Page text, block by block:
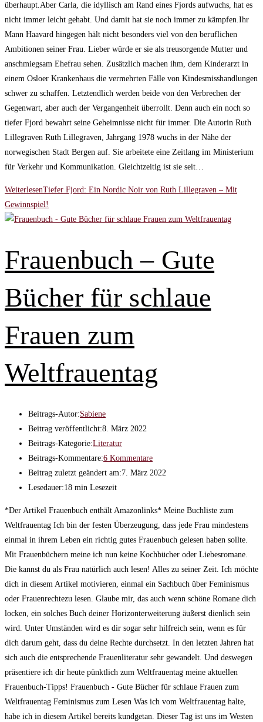
überhaupt.Aber Carla, die idyllisch am Rand eines Fjords aufwuchs, hat es
nicht immer leicht gehabt. Und damit hat sie noch immer zu kämpfen.Ihr
Mann Haavard hingegen hält nicht besonders viel von den beruflichen
Ambitionen seiner Frau. Lieber würde er sie als treusorgende Mutter und
anschmiegsam Ehefrau sehen. Zusätzlich machen ihm, dem Kinderarzt in
einem Osloer Krankenhaus die vermehrten Fälle von Kindesmisshandlungen
schwer zu schaffen. Letztendlich werden beide von den Verbrechen der
Gegenwart, aber auch der Vergangenheit überrollt. Denn auch ein noch so
tiefer Fjord bewahrt seine Geheimnisse nicht für immer. Die Autorin Ruth
Lillegraven Ruth Lillegraven, Jahrgang 1978 wuchs in der Nähe der
norwegischen Stadt Bergen auf. Sie arbeitete eine Zeitlang im Ministerium
für Verkehr und Kommunikation. Gleichtzeitig ist sie seit…
WeiterlesenTiefer Fjord: Ein Nordic Noir von Ruth Lillegraven – Mit
Gewinnspiel!
Frauenbuch – Gute
Bücher für schlaue
Frauen zum
Weltfrauentag
Beitrags-Autor:Sabiene
Beitrag veröffentlicht:8. März 2022
Beitrags-Kategorie:Literatur
Beitrags-Kommentare:6 Kommentare
Beitrag zuletzt geändert am:7. März 2022
Lesedauer:18 min Lesezeit
*Der Artikel Frauenbuch enthält Amazonlinks* Meine Buchliste zum
Weltfrauentag Ich bin der festen Überzeugung, dass jede Frau mindestens
einmal in ihrem Leben ein richtig gutes Frauenbuch gelesen haben sollte.
Mit Frauenbüchern meine ich nun keine Kochbücher oder Liebesromane.
Die kannst du als Frau natürlich auch lesen! Alles zu seiner Zeit. Ich möchte
dich in diesem Artikel motivieren, einmal ein Sachbuch über Feminismus
oder Frauenrechtezu lesen. Glaube mir, das auch wenn schöne Romane dich
locken, ein solches Buch deiner Horizonterweiterung äußerst dienlich sein
wird. Unter Umständen wird es dir sogar sehr hilfreich sein, wenn es für
dich darum geht, dass du deine Rechte durchsetzt. In den letzten Jahren hat
sich auch die entsprechende Frauenliteratur sehr gewandelt. Und deswegen
präsentiere ich dir heute pünktlich zum Weltfrauentag meine aktuellen
Frauenbuch-Tipps! Frauenbuch - Gute Bücher für schlaue Frauen zum
Weltfrauentag Feminismus zum Lesen Was ich vom Weltfrauentag halte,
habe ich in diesem Artikel bereits kundgetan. Dieser Tag ist uns im Westen